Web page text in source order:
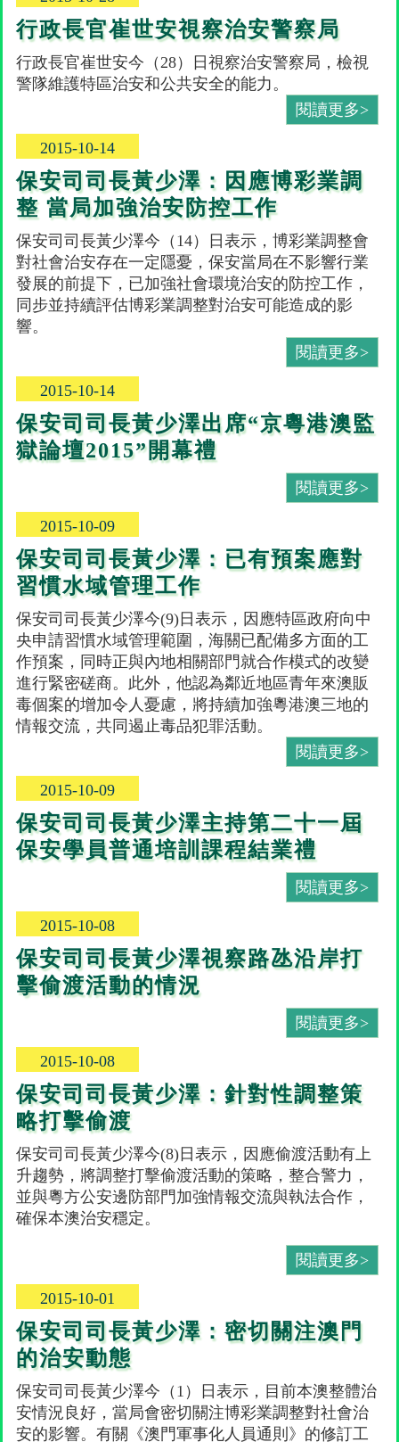
行政長官崔世安視察治安警察局
行政長官崔世安今（28）日視察治安警察局，檢視
警隊維護特區治安和公共安全的能力。
閱讀更多>
2015-10-14
保安司司長黃少澤：因應博彩業調
整 當局加強治安防控工作
保安司司長黃少澤今（14）日表示，博彩業調整會
對社會治安存在一定隱憂，保安當局在不影響行業
發展的前提下，已加強社會環境治安的防控工作，
同步並持續評估博彩業調整對治安可能造成的影
響。
閱讀更多>
2015-10-14
保安司司長黃少澤出席“京粵港澳監
獄論壇2015”開幕禮
閱讀更多>
2015-10-09
保安司司長黃少澤：已有預案應對
習慣水域管理工作
保安司司長黃少澤今(9)日表示，因應特區政府向中
央申請習慣水域管理範圍，海關已配備多方面的工
作預案，同時正與內地相關部門就合作模式的改變
進行緊密磋商。此外，他認為鄰近地區青年來澳販
毒個案的增加令人憂慮，將持續加強粵港澳三地的
情報交流，共同遏止毒品犯罪活動。
閱讀更多>
2015-10-09
保安司司長黃少澤主持第二十一屆
保安學員普通培訓課程結業禮
閱讀更多>
2015-10-08
保安司司長黃少澤視察路氹沿岸打
擊偷渡活動的情況
閱讀更多>
2015-10-08
保安司司長黃少澤：針對性調整策
略打擊偷渡
保安司司長黃少澤今(8)日表示，因應偷渡活動有上
升趨勢，將調整打擊偷渡活動的策略，整合警力，
並與粵方公安邊防部門加強情報交流與執法合作，
確保本澳治安穩定。
閱讀更多>
2015-10-01
保安司司長黃少澤：密切關注澳門
的治安動態
保安司司長黃少澤今（1）日表示，目前本澳整體治
安情況良好，當局會密切關注博彩業調整對社會治
安的影響。有關《澳門軍事化人員通則》的修訂工